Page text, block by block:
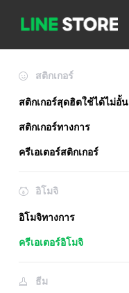
สติกเกอร์
สติกเกอร์สุดฮิตใช้ได้ไม่อั้น
สติกเกอร์ทางการ
ครีเอเตอร์สติกเกอร์
อิโมจิ
อิโมจิทางการ
ครีเอเตอร์อิโมจิ
ธีม